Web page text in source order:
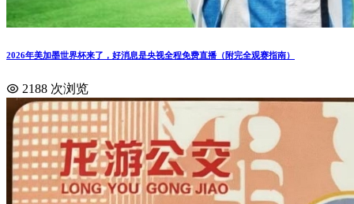
2026年美加墨世界杯来了，好消息是央视全程免费直播（附完全观赛指南）
2188 次浏览